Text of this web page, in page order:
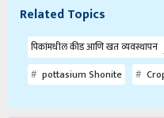
Related Topics
पिकांमधील कीड आणि खत व्यवस्थापन
pottasium Shonite